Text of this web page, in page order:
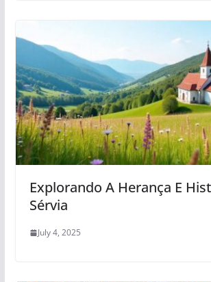
Explorando A Herança E
Sérvia
July 4, 2025